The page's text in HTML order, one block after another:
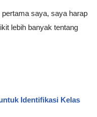
saya, saya harap
lebih banyak tentang
Identifikasi Kelas